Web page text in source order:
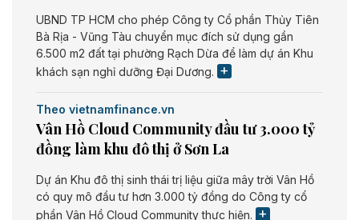
UBND TP HCM cho phép Công ty Cổ phần Thủy Tiên
Bà Rịa - Vũng Tàu chuyển mục đích sử dụng gần
6.500 m2 đất tại phường Rạch Dừa để làm dự án Khu
khách sạn nghỉ dưỡng Đại Dương.
Theo vietnamfinance.vn
Vân Hồ Cloud Community đầu tư 3.000 tỷ
đồng làm khu đô thị ở Sơn La
Dự án Khu đô thị sinh thái trị liệu giữa mây trời Vân Hồ
có quy mô đầu tư hơn 3.000 tỷ đồng do Công ty cổ
phần Vân Hồ Cloud Community thực hiện.